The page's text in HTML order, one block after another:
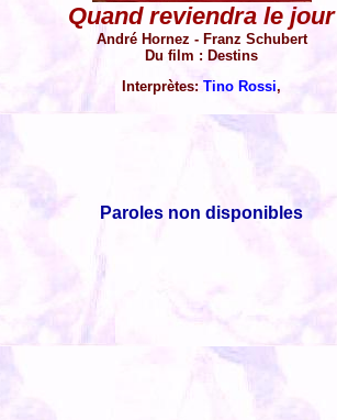
Quand reviendra le jour
André Hornez - Franz Schubert
Du film : Destins
Interprètes:Tino Rossi,
Paroles non disponibles